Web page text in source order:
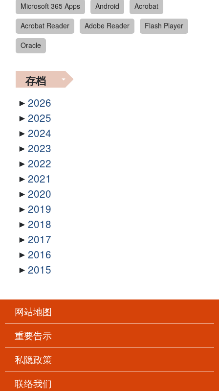
Microsoft 365 Apps
Android
Acrobat
Acrobat Reader
Adobe Reader
Flash Player
Oracle
存档
2026
2025
2024
2023
2022
2021
2020
2019
2018
2017
2016
2015
网站地图
重要告示
私隐政策
联络我们